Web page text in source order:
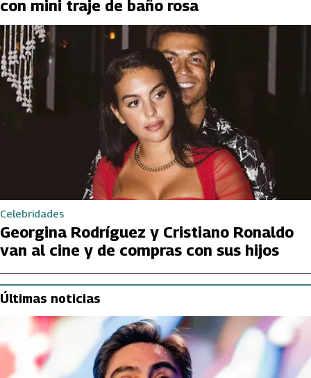
con mini traje de baño rosa
Celebridades
Georgina Rodríguez y Cristiano Ronaldo
van al cine y de compras con sus hijos
Últimas noticias